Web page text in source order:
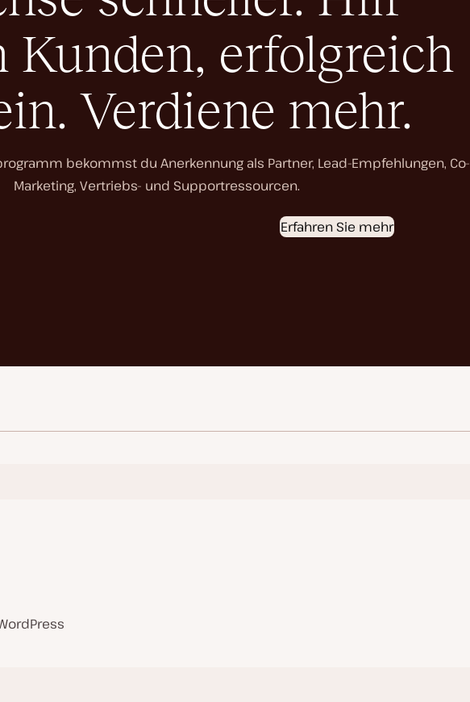
Kunden, erfolgreich
Verdiene mehr.
bekommst du Anerkennung als Partner, Lead-Empfehlungen, Co-
Marketing, Vertriebs- und Supportressourcen.
Erfahren Sie mehr